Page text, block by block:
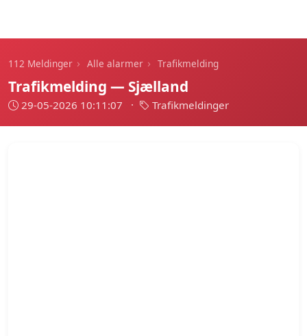
112 Meldinger › Alle alarmer › Trafikmelding
Trafikmelding — Sjælland
29-05-2026 10:11:07 · Trafikmeldinger